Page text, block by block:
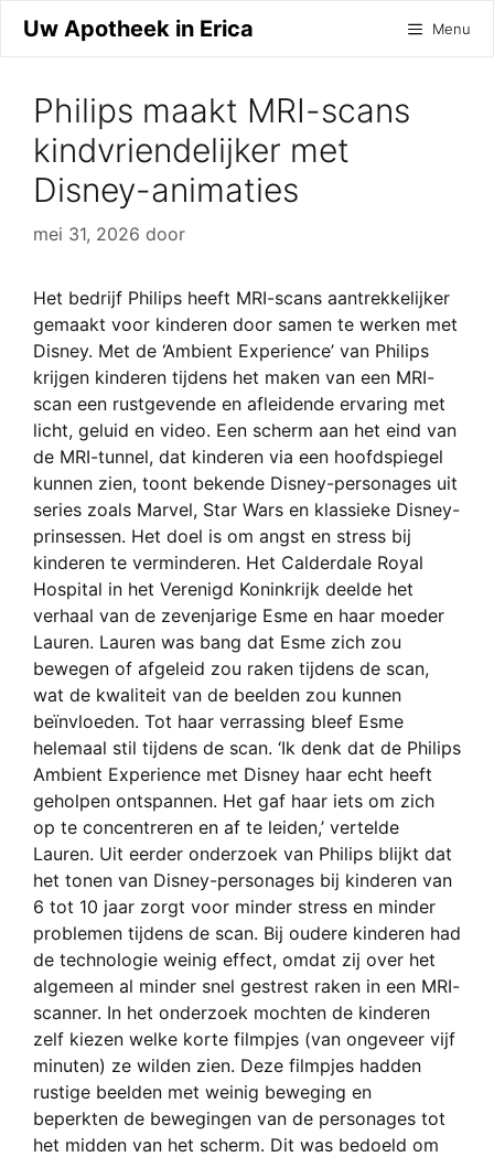
naarUw Apotheek in Erica Menu
Philips maakt MRI-scans
kindvriendelijker met
Disney-animaties
mei 31, 2026 door
Het bedrijf Philips heeft MRI-scans aantrekkelijker
gemaakt voor kinderen door samen te werken met
Disney. Met de ‘Ambient Experience’ van Philips
krijgen kinderen tijdens het maken van een MRI-
scan een rustgevende en afleidende ervaring met
licht, geluid en video. Een scherm aan het eind van
de MRI-tunnel, dat kinderen via een hoofdspiegel
kunnen zien, toont bekende Disney-personages uit
series zoals Marvel, Star Wars en klassieke Disney-
prinsessen. Het doel is om angst en stress bij
kinderen te verminderen. Het Calderdale Royal
Hospital in het Verenigd Koninkrijk deelde het
verhaal van de zevenjarige Esme en haar moeder
Lauren. Lauren was bang dat Esme zich zou
bewegen of afgeleid zou raken tijdens de scan,
wat de kwaliteit van de beelden zou kunnen
beïnvloeden. Tot haar verrassing bleef Esme
helemaal stil tijdens de scan. ‘Ik denk dat de Philips
Ambient Experience met Disney haar echt heeft
geholpen ontspannen. Het gaf haar iets om zich
op te concentreren en af te leiden,’ vertelde
Lauren. Uit eerder onderzoek van Philips blijkt dat
het tonen van Disney-personages bij kinderen van
6 tot 10 jaar zorgt voor minder stress en minder
problemen tijdens de scan. Bij oudere kinderen had
de technologie weinig effect, omdat zij over het
algemeen al minder snel gestrest raken in een MRI-
scanner. In het onderzoek mochten de kinderen
zelf kiezen welke korte filmpjes (van ongeveer vijf
minuten) ze wilden zien. Deze filmpjes hadden
rustige beelden met weinig beweging en
beperkten de bewegingen van de personages tot
het midden van het scherm. Dit was bedoeld om